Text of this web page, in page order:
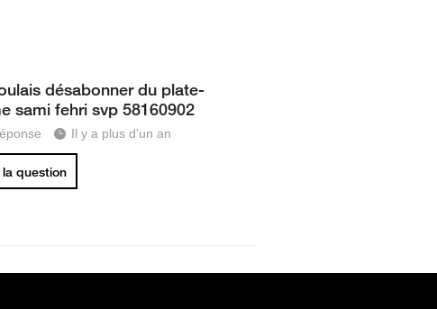
désabonner du plate-
sami fehri svp 58160902
Il y a plus d'un an
la question